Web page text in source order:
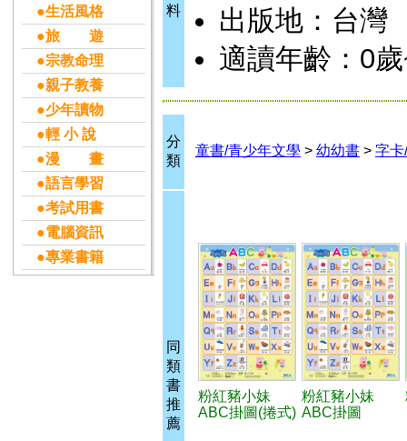
●生活風格
●旅 遊
●宗教命理
●親子教養
●少年讀物
●輕 小 說
●漫 畫
●語言學習
●考試用書
●電腦資訊
●專業書籍
料
出版地：台灣
適讀年齡：0
分
類
童書/青少年文學 > 幼幼書 > 字卡
同
類
書
推
薦
粉紅豬小妹
ABC掛圖(捲式)
粉紅豬小妹
ABC掛圖